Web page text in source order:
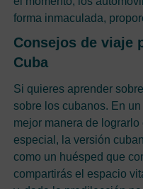
forma inmaculada,
Consejos de viaje
Cuba
Si quieres aprender
sobre los cubanos. En
mejor manera de
especial, la versión
como un huésped que
compartirás el espacio